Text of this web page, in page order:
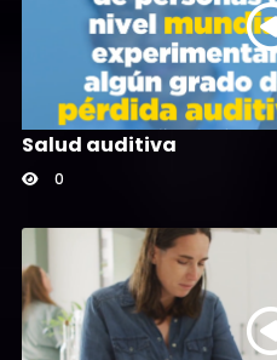
Salud auditiva
0